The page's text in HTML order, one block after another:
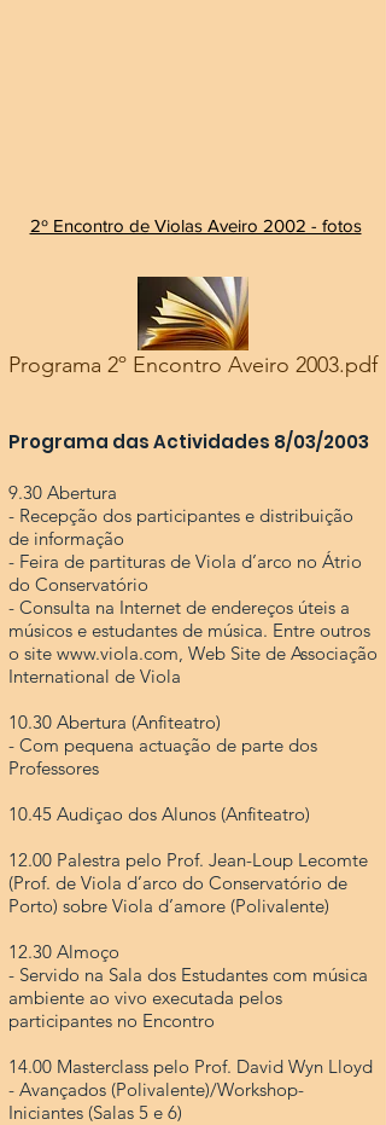
2º Encontro de Violas Aveiro 2002 - fotos
Programa 2º Encontro Aveiro 2003.pdf
Programa das Actividades 8/03/2003
9.30 Abertura
- Recepção dos participantes e distribuição
de informação
- Feira de partituras de Viola d’arco no Átrio
do Conservatório
- Consulta na Internet de endereços úteis a
músicos e estudantes de música. Entre outros
o site www.viola.com, Web Site de Associação
International de Viola
10.30 Abertura (Anfiteatro)
- Com pequena actuação de parte dos
Professores
10.45 Audiçao dos Alunos (Anfiteatro)
12.00 Palestra pelo Prof. Jean-Loup Lecomte
(Prof. de Viola d’arco do Conservatório de
Porto) sobre Viola d’amore (Polivalente)
12.30 Almoço
- Servido na Sala dos Estudantes com música
ambiente ao vivo executada pelos
participantes no Encontro
14.00 Masterclass pelo Prof. David Wyn Lloyd
- Avançados (Polivalente)/Workshop-
Iniciantes (Salas 5 e 6)